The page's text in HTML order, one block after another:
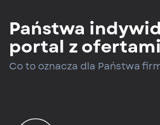
Państwa
portal z ofertami
Co to oznacza dla Państwa